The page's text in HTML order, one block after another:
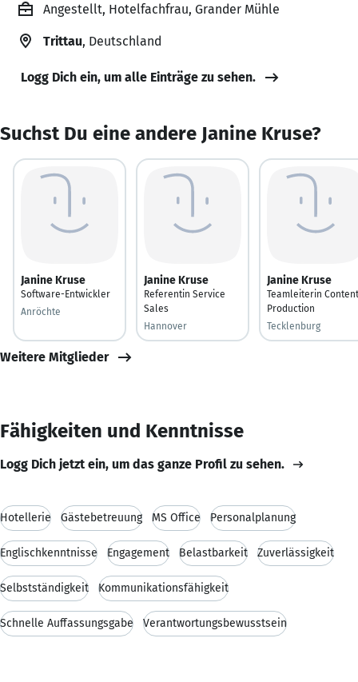
Angestellt, Hotelfachfrau, Grander Mühle
Trittau, Deutschland
Logg Dich ein, um alle Einträge zu sehen.
Suchst Du eine andere Janine Kruse?
Janine Kruse
Software-Entwickler
Anröchte
Janine Kruse
Referentin Service
Sales
Hannover
Janine Kruse
Teamleiterin Content
Production
Tecklenburg
Weitere Mitglieder
Fähigkeiten und Kenntnisse
Logg Dich jetzt ein, um das ganze Profil zu sehen.
Hotellerie Gästebetreuung MS Office Personalplanung
Englischkenntnisse Engagement Belastbarkeit Zuverlässigkeit
Selbstständigkeit Kommunikationsfähigkeit
Schnelle Auffassungsgabe Verantwortungsbewusstsein